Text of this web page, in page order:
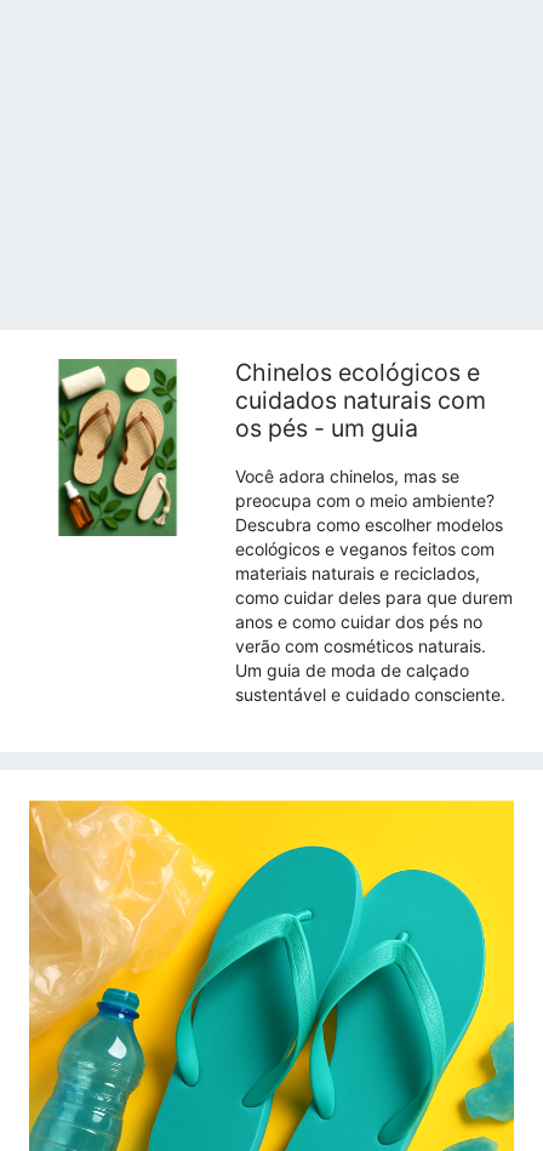
Chinelos ecológicos e
cuidados naturais com
os pés - um guia
Você adora chinelos, mas se
preocupa com o meio ambiente?
Descubra como escolher modelos
ecológicos e veganos feitos com
materiais naturais e reciclados,
como cuidar deles para que durem
anos e como cuidar dos pés no
verão com cosméticos naturais.
Um guia de moda de calçado
sustentável e cuidado consciente.